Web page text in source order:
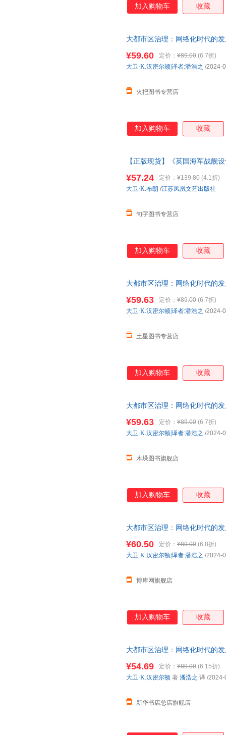
加入购物车 收藏
大都市区治理：网络化时代的
¥59.60 定价： ¥89.00 (6.7折)
火把图书专营店
大卫·K.汉密尔顿|译者:潘浩之 /2024-
加入购物车 收藏
【正版现货】《英国海军战舰
¥57.24 定价： ¥139.80 (4.1折)
句字图书专营店
大卫·K.布朗 /江苏凤凰文艺出版社
加入购物车 收藏
大都市区治理：网络化时代的
¥59.63 定价： ¥89.00 (6.7折)
土星图书专营店
大卫·K.汉密尔顿|译者:潘浩之 /2024-
加入购物车 收藏
大都市区治理：网络化时代的
¥59.63 定价： ¥89.00 (6.7折)
木垛图书旗舰店
大卫·K.汉密尔顿|译者:潘浩之 /2024-
加入购物车 收藏
大都市区治理：网络化时代的
¥60.50 定价： ¥89.00 (6.8折)
博库网旗舰店
大卫·K.汉密尔顿|译者:潘浩之 /2024-
加入购物车 收藏
大都市区治理：网络化时代的
优惠咨询：13284178503
¥54.69 定价： ¥89.00 (6.15折)
新华书店总店旗舰店
大卫·K.汉密尔顿 著 潘浩之 译 /2024-